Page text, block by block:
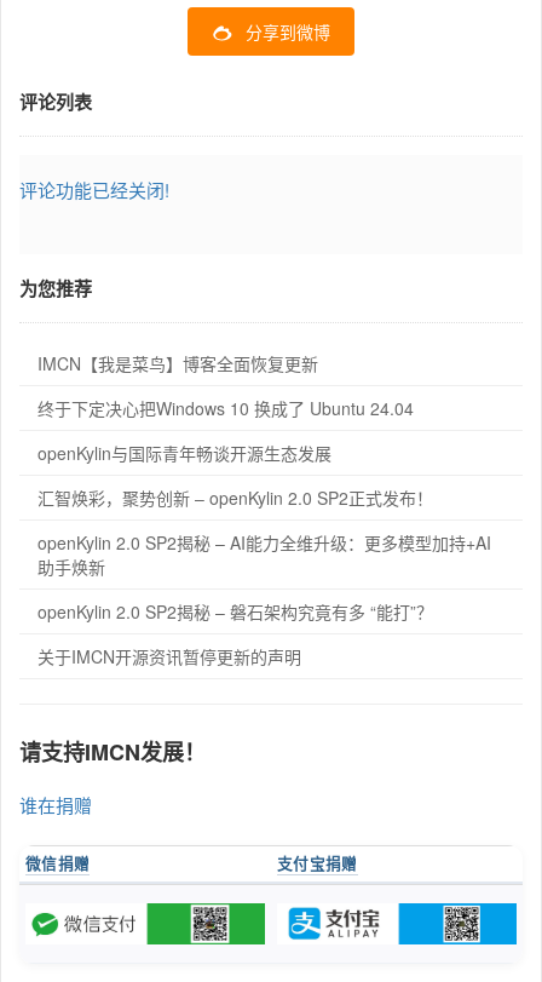
分享到微博
评论列表
评论功能已经关闭!
为您推荐
IMCN【我是菜鸟】博客全面恢复更新
终于下定决心把Windows 10 换成了 Ubuntu 24.04
openKylin与国际青年畅谈开源生态发展
汇智焕彩，聚势创新 – openKylin 2.0 SP2正式发布！
openKylin 2.0 SP2揭秘 – AI能力全维升级：更多模型加持+AI
助手焕新
openKylin 2.0 SP2揭秘 – 磐石架构究竟有多 “能打”？
关于IMCN开源资讯暂停更新的声明
请支持IMCN发展！
谁在捐赠
微信捐赠 支付宝捐赠